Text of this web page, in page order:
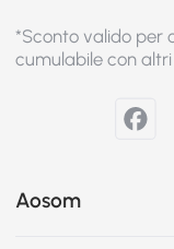
*Sconto valido per
cumulabile con
Aosom